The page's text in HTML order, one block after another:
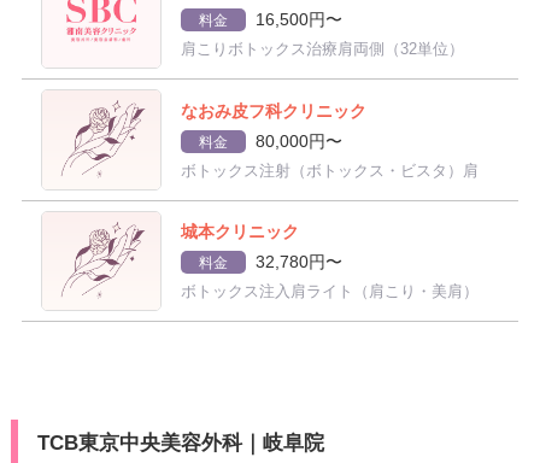
料金 16,500円〜
肩こりボトックス治療肩両側（32単位）
なおみ皮フ科クリニック
料金 80,000円〜
ボトックス注射（ボトックス・ビスタ）肩
城本クリニック
料金 32,780円〜
ボトックス注入肩ライト（肩こり・美肩）
TCB東京中央美容外科｜岐阜院